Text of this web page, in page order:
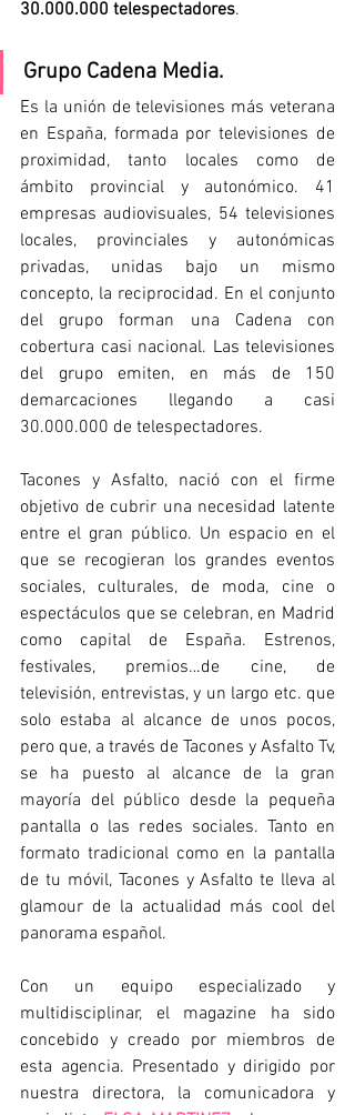
30.000.000 telespectadores.
Grupo Cadena Media.
Es la unión de televisiones más veterana
en España, formada por televisiones de
proximidad, tanto locales como de
ámbito provincial y autonómico. 41
empresas audiovisuales, 54 televisiones
locales, provinciales y autonómicas
privadas, unidas bajo un mismo
concepto, la reciprocidad. En el conjunto
del grupo forman una Cadena con
cobertura casi nacional. Las televisiones
del grupo emiten, en más de 150
demarcaciones llegando a casi
30.000.000 de telespectadores.
Tacones y Asfalto, nació con el firme
objetivo de cubrir una necesidad latente
entre el gran público. Un espacio en el
que se recogieran los grandes eventos
sociales, culturales, de moda, cine o
espectáculos que se celebran, en Madrid
como capital de España. Estrenos,
festivales, premios…de cine, de
televisión, entrevistas, y un largo etc. que
solo estaba al alcance de unos pocos,
pero que, a través de Tacones y Asfalto Tv,
se ha puesto al alcance de la gran
mayoría del público desde la pequeña
pantalla o las redes sociales. Tanto en
formato tradicional como en la pantalla
de tu móvil, Tacones y Asfalto te lleva al
glamour de la actualidad más cool del
panorama español.
Con un equipo especializado y
multidisciplinar, el magazine ha sido
concebido y creado por miembros de
esta agencia. Presentado y dirigido por
nuestra directora, la comunicadora y